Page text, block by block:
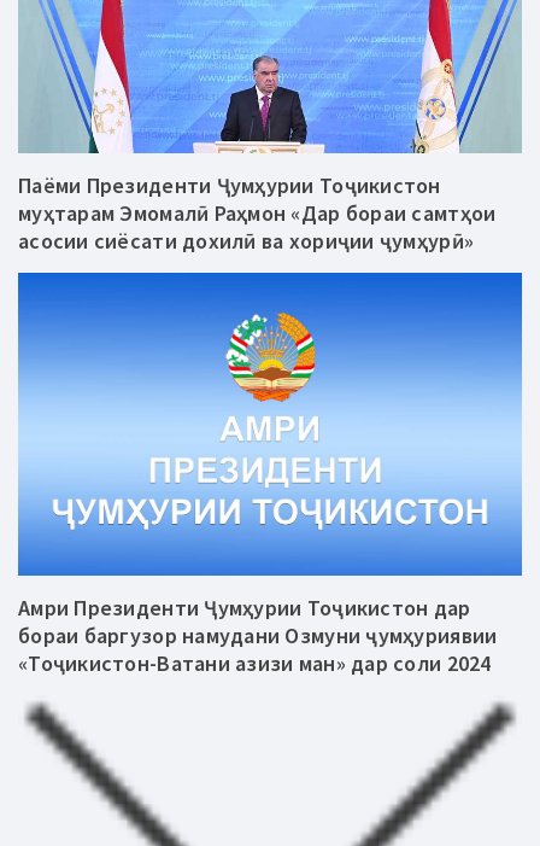
Паёми Президенти Ҷумҳурии Тоҷикистон
муҳтарам Эмомалӣ Раҳмон «Дар бораи самтҳои
асосии сиёсати дохилӣ ва хориҷии ҷумҳурӣ»
Амри Президенти Ҷумҳурии Тоҷикистон дар
бораи баргузор намудани Озмуни ҷумҳуриявии
«Тоҷикистон-Ватани азизи ман» дар соли 2024